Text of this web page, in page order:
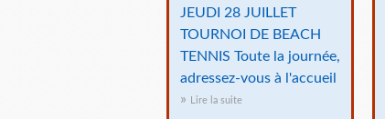
JEUDI 28 JUILLET
TOURNOI DE BEACH
TENNIS Toute la journée,
adressez-vous à l'accueil
Lire la suite